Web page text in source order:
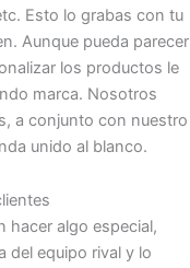
Esto lo grabas con tu
Aunque pueda parecer
los productos le
marca. Nosotros
a conjunto con nuestro
unido al blanco.
hacer algo especial,
del equipo rival y lo